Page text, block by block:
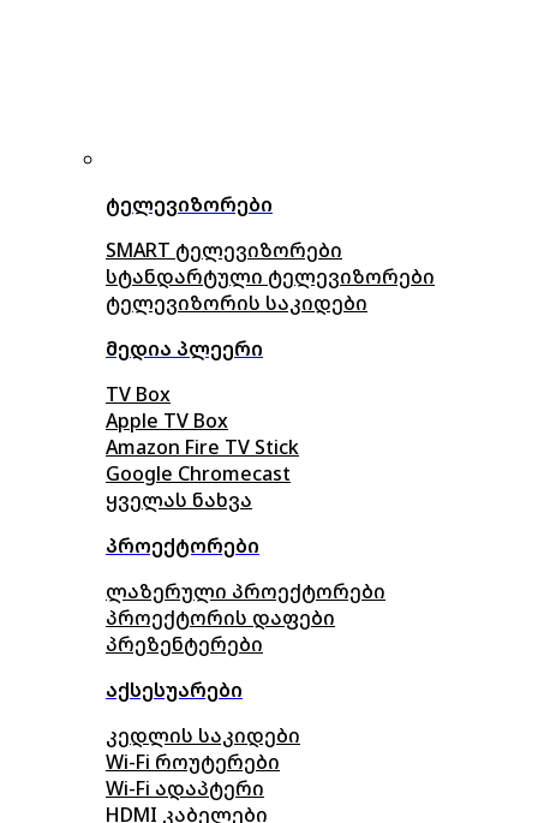
ტელევიზორები
SMART ტელევიზორები
სტანდარტული ტელევიზორები
ტელევიზორის საკიდები
მედია პლეერი
TV Box
Apple TV Box
Amazon Fire TV Stick
Google Chromecast
ყველას ნახვა
პროექტორები
ლაზერული პროექტორები
პროექტორის დაფები
პრეზენტერები
აქსესუარები
კედლის საკიდები
Wi-Fi როუტერები
Wi-Fi ადაპტერი
HDMI კაბელები